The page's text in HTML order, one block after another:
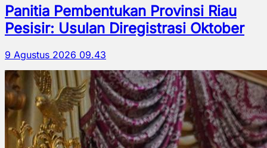
Panitia Pembentukan Provinsi Riau
Pesisir: Usulan Diregistrasi Oktober
9 Agustus 2026 09.43